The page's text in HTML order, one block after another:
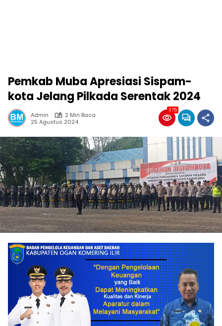
Pemkab Muba Apresiasi Sispam-
kota Jelang Pilkada Serentak 2024
Admin
2 Min Baca
25 Agustus 2024
375